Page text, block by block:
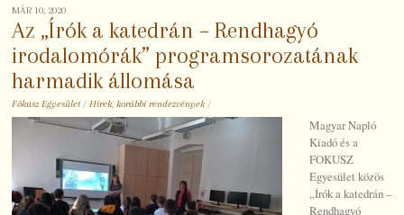
MÁR 10, 2020
Az „Írók a katedrán – Rendhagyó
irodalomórák” programsorozatának
harmadik állomása
Fókusz Egyesület / Hírek,korábbi rendezvények /
Magyar Napló
Kiadó és a
FOKUSZ
Egyesület közös
„Írók a katedrán –
Rendhagyó